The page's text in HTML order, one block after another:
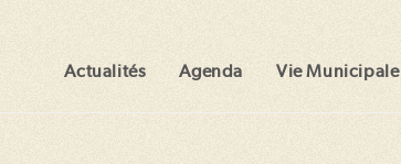
Actualités Agenda Vie Municipale